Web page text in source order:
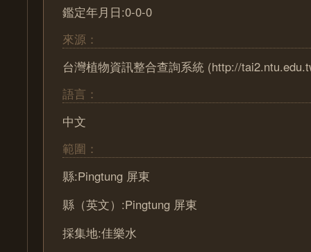
鑑定年月日:0-0-0
來源：
台灣植物資訊整合查詢系統 (http://
語言：
中文
範圍：
縣:Pingtung 屏東
縣（英文）:Pingtung 屏東
採集地:佳樂水